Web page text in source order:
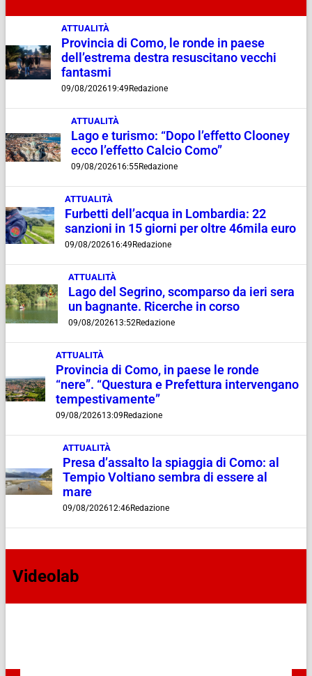
ATTUALITÀ
Provincia di Como, le ronde in paese
dell’estrema destra resuscitano vecchi
fantasmi
09/08/202619:49 Redazione
ATTUALITÀ
Lago e turismo: “Dopo l’effetto Clooney
ecco l’effetto Calcio Como”
09/08/202616:55Redazione
ATTUALITÀ
Furbetti dell’acqua in Lombardia: 22
sanzioni in 15 giorni per oltre 46mila euro
09/08/202616:49 Redazione
ATTUALITÀ
Lago del Segrino, scomparso da ieri sera
un bagnante. Ricerche in corso
09/08/202613:52Redazione
ATTUALITÀ
Provincia di Como, in paese le ronde
“nere”. “Questura e Prefettura intervengano
tempestivamente”
09/08/202613:09 Redazione
ATTUALITÀ
Presa d’assalto la spiaggia di Como: al
Tempio Voltiano sembra di essere al
mare
09/08/202612:46Redazione
Videolab